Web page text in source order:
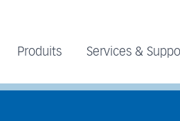
Produits Services &